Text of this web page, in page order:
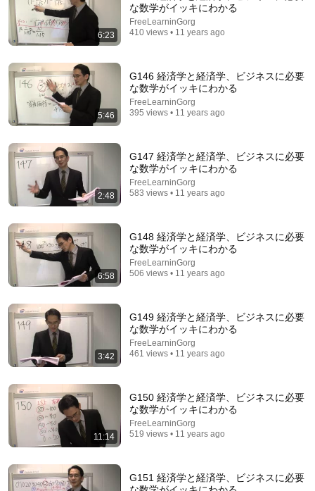
Talking about the 7-year prison sentence demanded
for former Jungle Pocket member Saito [Undergro...
丸山ゴンザレスのディープな世界
New
Life graphs of 84 people from the "Ice Age
Generation": What did we learn? "Mastermind
133K views
6:23
な数学がイッキにわかる
FreeLearninGorg
410 views • 11 years ago
5:46
G146 経済学と経済学、ビジネスに必要
な数学がイッキにわかる
FreeLearninGorg
395 views • 11 years ago
2:48
G147 経済学と経済学、ビジネスに必要
な数学がイッキにわかる
FreeLearninGorg
583 views • 11 years ago
6:58
G148 経済学と経済学、ビジネスに必要
な数学がイッキにわかる
FreeLearninGorg
506 views • 11 years ago
3:42
G149 経済学と経済学、ビジネスに必要
な数学がイッキにわかる
FreeLearninGorg
461 views • 11 years ago
11:14
G150 経済学と経済学、ビジネスに必要
な数学がイッキにわかる
FreeLearninGorg
519 views • 11 years ago
G151 経済学と経済学、ビジネスに必要